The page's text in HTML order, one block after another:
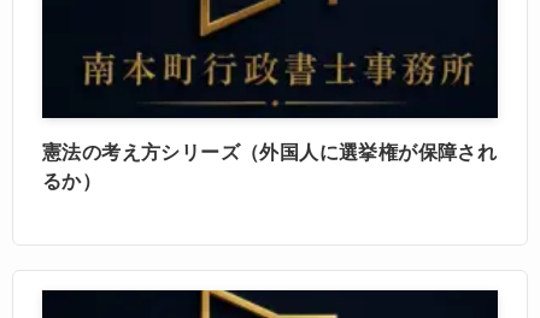
憲法の考え方シリーズ（外国人に選挙権が保障され
るか）